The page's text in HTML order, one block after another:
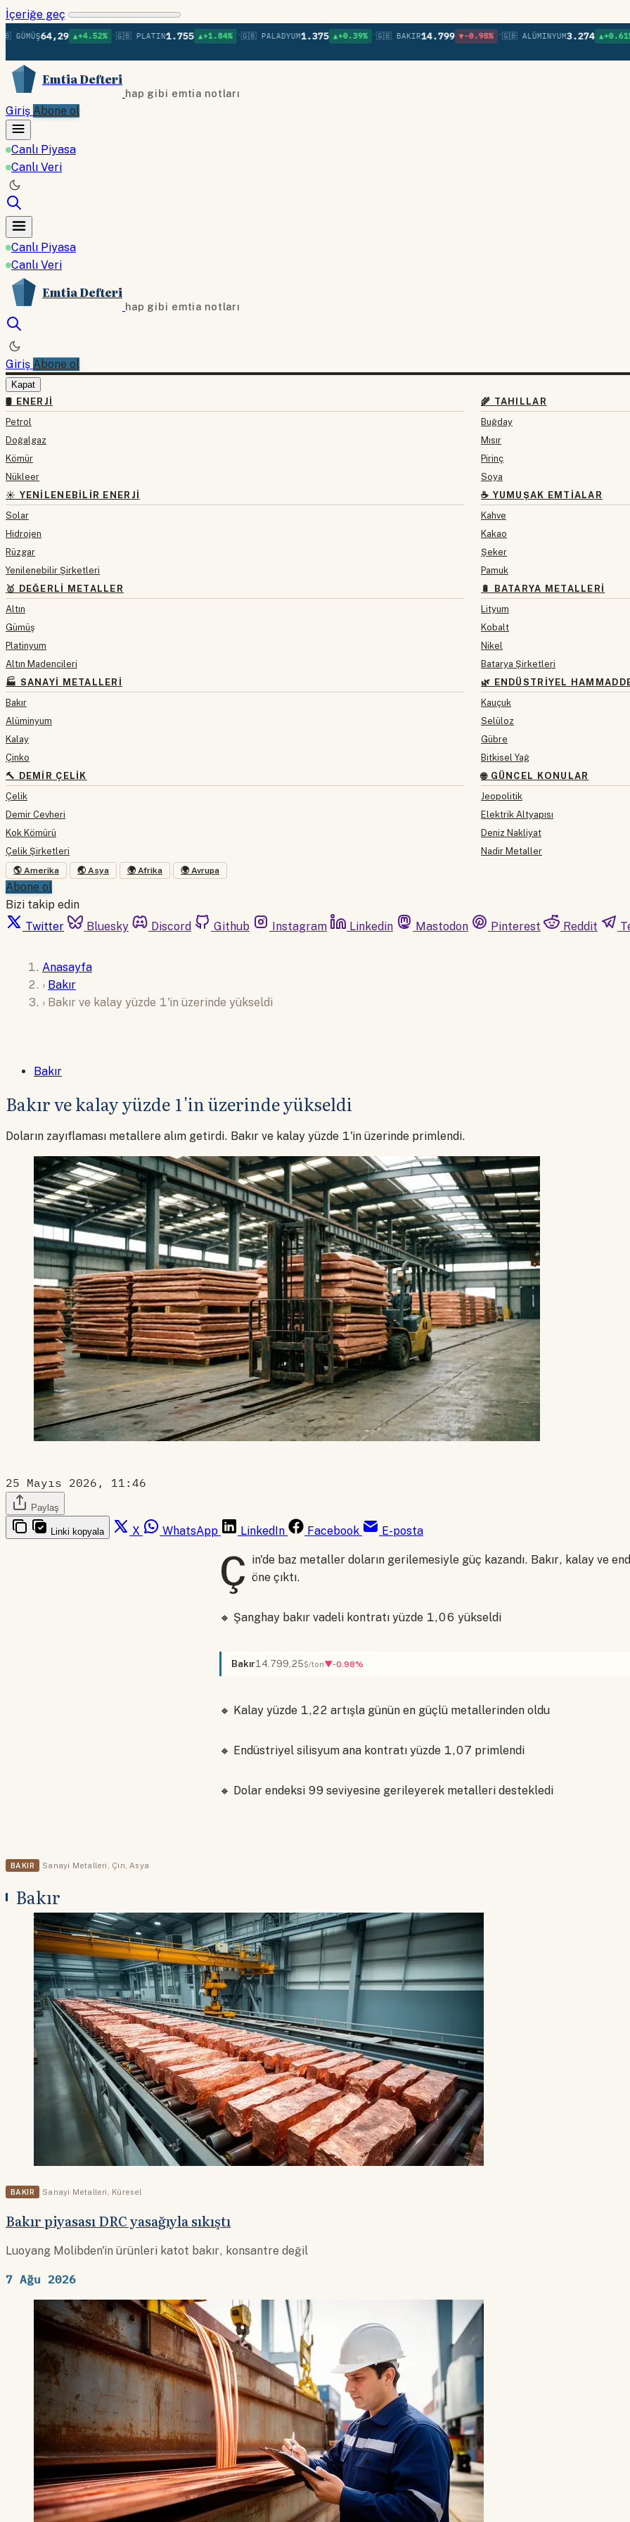
İçeriğe geç
64,29 ▲+4.52% •🇬🇧 PLATIN1.755 ▲+1.84% •🇬🇧 PALADYUM1.375 ▲+0.39% •🇬🇧 BAKIR14.799 ▼-0.98% •🇬🇧 ALÜMINYUM3.274 ▲+0.61% •🇬🇧
Emtia Defteri
hap gibi emtia notları
Giriş Abone ol
Canlı Piyasa
Canlı Veri
Canlı Piyasa
Canlı Veri
Emtia Defteri
hap gibi emtia notları
Giriş Abone ol
Kapat
🛢 ENERJI
Petrol
Doğalgaz
Kömür
Nükleer
☀️ YENILENEBILIR ENERJI
Solar
Hidrojen
Rüzgar
Yenilenebilir Şirketleri
🥇 DEĞERLI METALLER
Altın
Gümüş
Platinyum
Altın Madencileri
🏭 SANAYI METALLERI
Bakır
Alüminyum
Kalay
Çinko
🔨 DEMIR ÇELIK
Çelik
Demir Cevheri
Kok Kömürü
Çelik Şirketleri
🌾 TAHILLAR
Buğday
Mısır
Pirinç
Soya
☕ YUMUŞAK EMTIALAR
Kahve
Kakao
Şeker
Pamuk
🔋 BATARYA METALLERI
Lityum
Kobalt
Nikel
Batarya Şirketleri
🌿 ENDÜSTRIYEL
Kauçuk
Selüloz
Gübre
Bitkisel Yağ
🌐 GÜNCEL KONULAR
Jeopolitik
Elektrik Altyapısı
Deniz Nakliyat
Nadir Metaller
🌎 Amerika 🌏 Asya 🌍 Afrika 🌍 Avrupa
Abone ol
Bizi takip edin
Twitter
Bluesky Discord Github Instagram Linkedin Mastodon Pinterest Reddit
Anasayfa
› Bakır
› Bakır ve kalay yüzde 1'in üzerinde yükseldi
Bakır
Bakır ve kalay yüzde 1'in üzerinde yükseldi
Doların zayıflaması metallere alım getirdi. Bakır ve kalay yüzde 1'in üzerinde primlendi.
25 Mayıs 2026, 11:46
Paylaş
Linki kopyala X WhatsApp LinkedIn Facebook E-posta
Ç in'de baz metaller doların gerilemesiyle güç kazandı. Bakır, kalay ve
öne çıktı.
🔸 Şanghay bakır vadeli kontratı yüzde 1,06 yükseldi
Bakır14.799,25$/ton▼-0.98%
🔸 Kalay yüzde 1,22 artışla günün en güçlü metallerinden oldu
🔸 Endüstriyel silisyum ana kontratı yüzde 1,07 primlendi
🔸 Dolar endeksi 99 seviyesine gerileyerek metalleri destekledi
BAKIR Sanayi Metalleri , Çin,Asya
Bakır
BAKIR Sanayi Metalleri Küresel
Bakır piyasası DRC yasağıyla sıkıştı
Luoyang Molibden'in ürünleri katot bakır, konsantre değil
7 Ağu 2026